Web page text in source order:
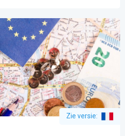
Zie versie: